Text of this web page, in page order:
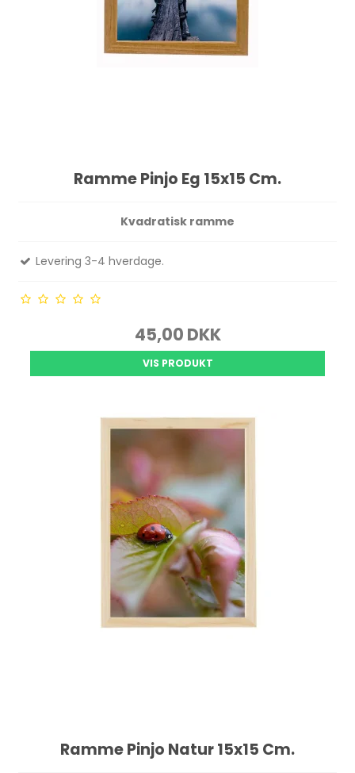
Ramme Pinjo Eg 15x15 Cm.
Kvadratisk ramme
Levering 3-4 hverdage.
45,00 DKK
VIS PRODUKT
Ramme Pinjo Natur 15x15 Cm.